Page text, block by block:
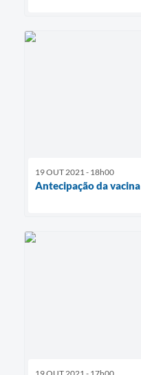
19 OUT 2021 - 18h00
Antecipação da